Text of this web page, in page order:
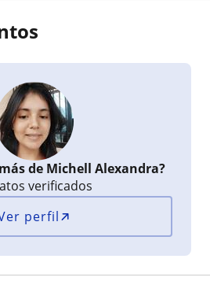
de Michell Alexandra?
verificados
perfil